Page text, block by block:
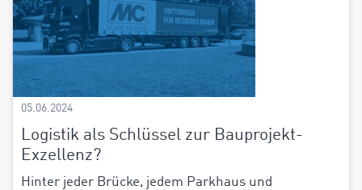
05.06.2024
Logistik als Schlüssel zur Bauprojekt-
Exzellenz?
Hinter jeder Brücke, jedem Parkhaus und